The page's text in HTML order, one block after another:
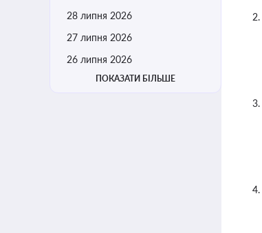
28 липня 2026
27 липня 2026
26 липня 2026
ПОКАЗАТИ БІЛЬШЕ